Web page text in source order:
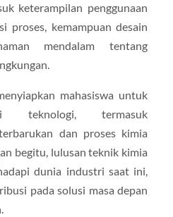
keterampilan penggunaan
proses, kemampuan desain
mendalam tentang
mahasiswa untuk
teknologi, termasuk
dan proses kimia
begitu, lulusan teknik kimia
dunia industri saat ini,
pada solusi masa depan